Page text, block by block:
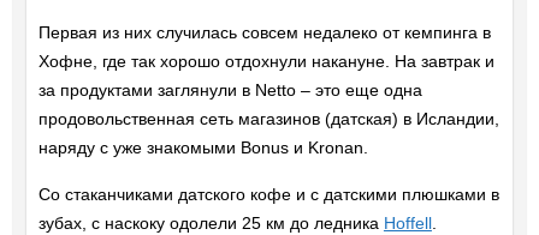
Первая из них случилась совсем недалеко от кемпинга в
Хофне, где так хорошо отдохнули накануне. На завтрак и
за продуктами заглянули в Netto – это еще одна
продовольственная сеть магазинов (датская) в Исландии,
наряду с уже знакомыми Bonus и Kronan.
Со стаканчиками датского кофе и с датскими плюшками в
зубах, с наскоку одолели 25 км до ледника Hoffell.